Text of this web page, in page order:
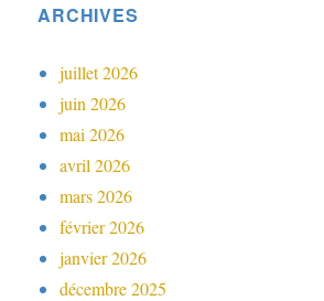
ARCHIVES
juillet 2026
juin 2026
mai 2026
avril 2026
mars 2026
février 2026
janvier 2026
décembre 2025